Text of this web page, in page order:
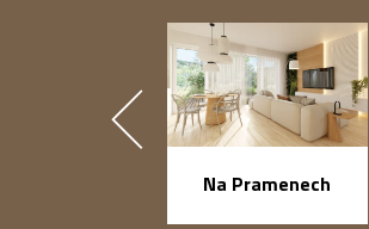
Na Pramenech